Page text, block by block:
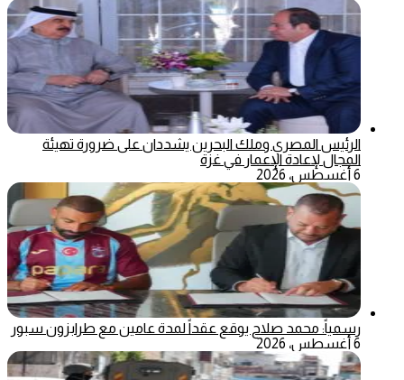
الرئيس المصري وملك البحرين يشددان على ضرورة تهيئة
المجال لإعادة الإعمار في غزة
6 أغسطس، 2026
رسمياً: محمد صلاح يوقع عقداً لمدة عامين مع طرابزون سبور
6 أغسطس، 2026